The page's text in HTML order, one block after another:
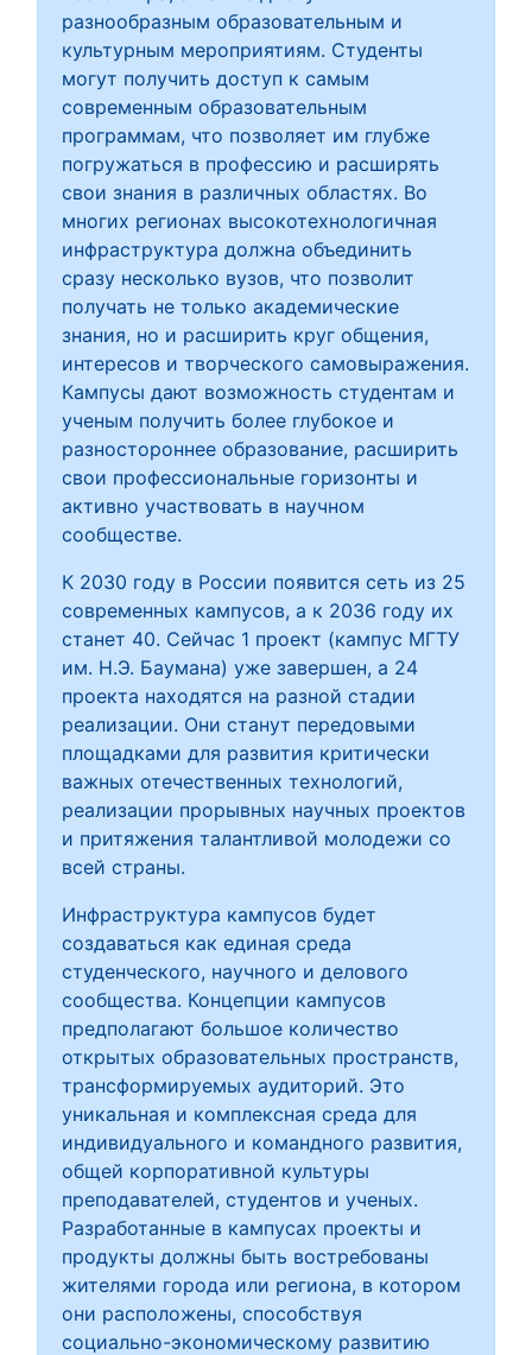
разнообразным образовательным и
культурным мероприятиям. Студенты
могут получить доступ к самым
современным образовательным
программам, что позволяет им глубже
погружаться в профессию и расширять
свои знания в различных областях. Во
многих регионах высокотехнологичная
инфраструктура должна объединить
сразу несколько вузов, что позволит
получать не только академические
знания, но и расширить круг общения,
интересов и творческого самовыражения.
Кампусы дают возможность студентам и
ученым получить более глубокое и
разностороннее образование, расширить
свои профессиональные горизонты и
активно участвовать в научном
сообществе.
К 2030 году в России появится сеть из 25
современных кампусов, а к 2036 году их
станет 40. Сейчас 1 проект (кампус МГТУ
им. Н.Э. Баумана) уже завершен, а 24
проекта находятся на разной стадии
реализации. Они станут передовыми
площадками для развития критически
важных отечественных технологий,
реализации прорывных научных проектов
и притяжения талантливой молодежи со
всей страны.
Инфраструктура кампусов будет
создаваться как единая среда
студенческого, научного и делового
сообщества. Концепции кампусов
предполагают большое количество
открытых образовательных пространств,
трансформируемых аудиторий. Это
уникальная и комплексная среда для
индивидуального и командного развития,
общей корпоративной культуры
преподавателей, студентов и ученых.
Разработанные в кампусах проекты и
продукты должны быть востребованы
жителями города или региона, в котором
они расположены, способствуя
социально-экономическому развитию